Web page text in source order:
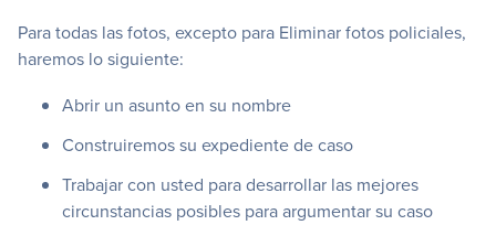
Para todas las fotos, excepto para Eliminar fotos policiales,
haremos lo siguiente:
Abrir un asunto en su nombre
Construiremos su expediente de caso
Trabajar con usted para desarrollar las mejores
circunstancias posibles para argumentar su caso